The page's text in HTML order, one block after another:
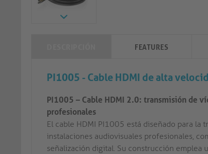
FEATURES
PI1005 - Cable HDMI de alta
PI1005 – Cable HDMI 2.0: transmisión de
profesionales
El cable HDMI PI1005 está diseñado para la
instalaciones audiovisuales profesionales,
señalización digital. Su construcción emplea